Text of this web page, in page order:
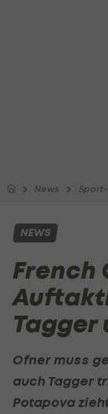
News
NEWS
French
Tagger
Ofner muss
auch Tagger
Potapova